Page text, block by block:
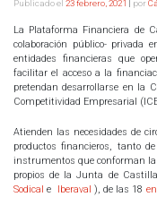
Publicado el 23 febrero, 2021 | por
La Plataforma Financiera de
colaboración público-
entidades financieras que
facilitar el acceso a la
pretendan desarrollarse en la
Competitividad Empresarial
Atienden las necesidades de
productos financieros, tanto
instrumentos que conforman
propios de la Junta de
Sodical e Iberaval ), de las 18